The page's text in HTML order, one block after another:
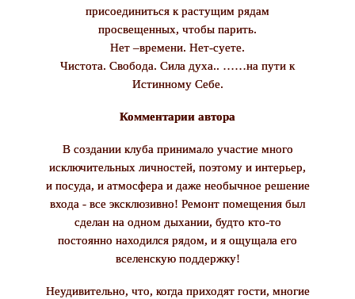
присоединиться к растущим рядам
просвещенных, чтобы парить.
Нет –времени. Нет-суете.
Чистота. Свобода. Сила духа.. ……на пути к
Истинному Себе.
Комментарии автора
В создании клуба принимало участие много
исключительных личностей, поэтому и интерьер,
и посуда, и атмосфера и даже необычное решение
входа - все эксклюзивно! Ремонт помещения был
сделан на одном дыхании, будто кто-то
постоянно находился рядом, и я ощущала его
вселенскую поддержку!
Неудивительно, что, когда приходят гости, многие